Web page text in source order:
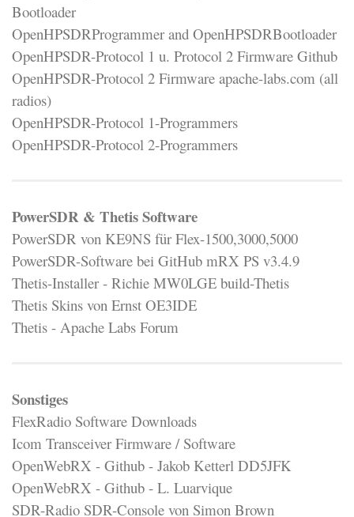
Bootloader
OpenHPSDRProgrammer and OpenHPSDRBootloader
OpenHPSDR-Protocol 1 u. Protocol 2 Firmware Github
OpenHPSDR-Protocol 2 Firmware apache-labs.com (all
radios)
OpenHPSDR-Protocol 1-Programmers
OpenHPSDR-Protocol 2-Programmers
PowerSDR & Thetis Software
PowerSDR von KE9NS für Flex-1500,3000,5000
PowerSDR-Software bei GitHub mRX PS v3.4.9
Thetis-Installer - Richie MW0LGE build-Thetis
Thetis Skins von Ernst OE3IDE
Thetis - Apache Labs Forum
Sonstiges
FlexRadio Software Downloads
Icom Transceiver Firmware / Software
OpenWebRX - Github - Jakob Ketterl DD5JFK
OpenWebRX - Github - L. Luarvique
SDR-Radio SDR-Console von Simon Brown